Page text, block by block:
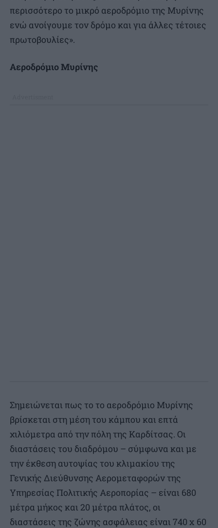
περισσότερο το μικρό αεροδρόμιο της Μυρίνης
ενώ ανοίγουμε τον δρόμο και για άλλες τέτοιες
πρωτοβουλίες».
Αεροδρόμιο Μυρίνης
Σημειώνεται πως το το αεροδρόμιο Μυρίνης
βρίσκεται στη μέση του κάμπου και επτά
χιλιόμετρα από την πόλη της Καρδίτσας. Οι
διαστάσεις του διαδρόμου – σύμφωνα και με
την έκθεση αυτοψίας του κλιμακίου της
Γενικής Διεύθυνσης Αερομεταφορών της
Υπηρεσίας Πολιτικής Αεροπορίας – είναι 680
μέτρα μήκος και 20 μέτρα πλάτος, οι
διαστάσεις της ζώνης ασφάλειας είναι 740 x 60